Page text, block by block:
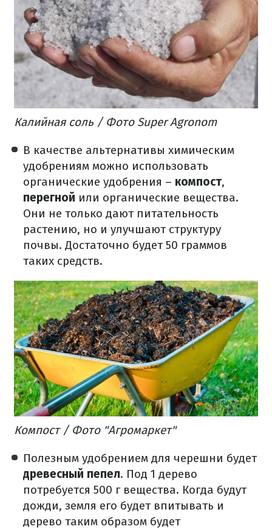
Калийная соль / Фото Super Agronom
В качестве альтернативы химическим
удобрениям можно использовать
органические удобрения – компост,
перегной или органические вещества.
Они не только дают питательность
растению, но и улучшают структуру
почвы. Достаточно будет 50 граммов
таких средств.
Компост / Фото "Агромаркет"
Полезным удобрением для черешни будет
древесный пепел. Под 1 дерево
потребуется 500 г вещества. Когда будут
дожди, земля его будет впитывать и
дерево таким образом будет